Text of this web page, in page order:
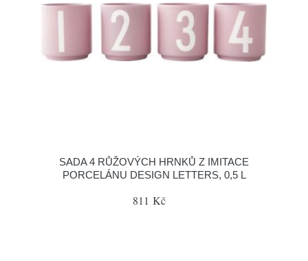
SADA 4 RŮŽOVÝCH HRNKŮ Z IMITACE
PORCELÁNU DESIGN LETTERS, 0,5 L
811 Kč